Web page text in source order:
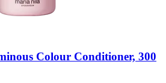
Colour Conditioner, 300